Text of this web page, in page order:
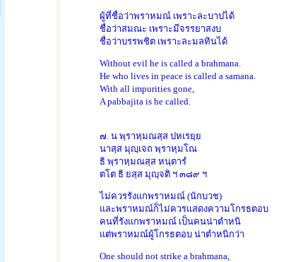
ผู้ที่ชื่อว่าพราหมณ์ เพราะละบาปได้
ชื่อว่าสมณะ เพราะมีจรรยาสงบ
ชื่อว่าบรรพชิต เพราะละมลทินได้
Without evil he is called a brahmana.
He who lives in peace is called a samana.
With all impurities gone,
A pabbajita is he called.
๗. น พฺราหฺมณสฺส ปหเรยฺย
นาสฺส มุญฺเจถ พฺราหฺมโณ
ธิ พฺราหฺมณสฺส หนฺตารํ
ตโต ธิ ยสฺส มุญฺจติ ฯ ๓๘๙ ฯ
ไม่ควรรังแกพราหมณ์ (นักบวช)
และพราหมณ์ก็ไม่ควรแสดงความโกรธตอบ
คนที่รังแกพราหมณ์ เป็นคนน่าตำหนิ
แต่พราหมณ์ผู้โกรธตอบ น่าตำหนิกว่า
One should not strike a brahmana,